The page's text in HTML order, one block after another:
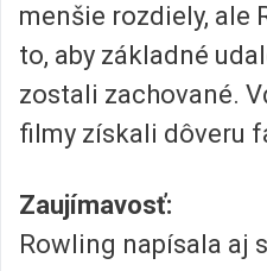
menšie rozdiely, ale
to, aby základné
zostali zachované.
filmy získali dôveru
Zaujímavosť:
Rowling napísala aj